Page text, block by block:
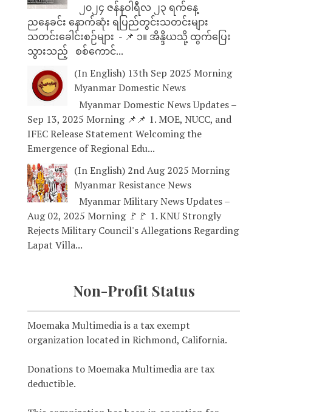
၂၀၂၄ ဇန်နဝါရီလ ၂၃ ရက်နေ့
ညနေခင်း နောက်ဆုံး ရပြည်တွင်းသတင်းများ
သတင်းခေါင်းစဉ်များ - 📌 ၁။ အိန္ဒိယသို့ ထွက်ပြေး
သွားသည့် စစ်ကောင်...
(In English) 13th Sep 2025 Morning
Myanmar Domestic News
Myanmar Domestic News Updates –
Sep 13, 2025 Morning 📌📌 1. MOE, NUCC, and
IFEC Release Statement Welcoming the
Emergence of Regional Edu...
(In English) 2nd Aug 2025 Morning
Myanmar Resistance News
Myanmar Military News Updates –
Aug 02, 2025 Morning 🚩🚩 1. KNU Strongly
Rejects Military Council's Allegations Regarding
Lapat Villa...
Non-Profit Status
Moemaka Multimedia is a tax exempt
organization located in Richmond, California.
Donations to Moemaka Multimedia are tax
deductible.